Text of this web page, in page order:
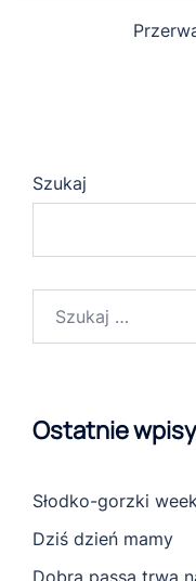
Szukaj
Ostatnie wpisy
Słodko-gorzki
Dziś dzień mamy
Dobra passa trwa